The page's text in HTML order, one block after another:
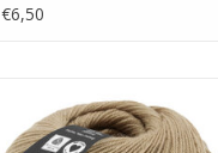
€6,50
TOEVOEGEN AAN WINKELWAGEN